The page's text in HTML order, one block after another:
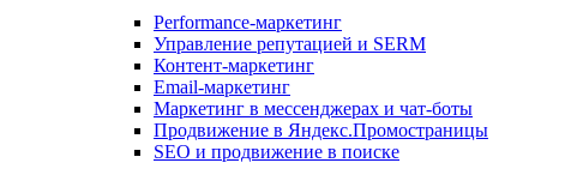
Performance-маркетинг
Управление репутацией и SERM
Контент-маркетинг
Email-маркетинг
Маркетинг в мессенджерах и чат-боты
Продвижение в Яндекс.Промостраницы
SEO и продвижение в поиске